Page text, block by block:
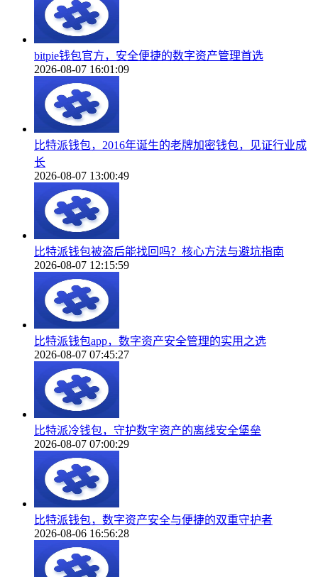
bitpie钱包官方，安全便捷的数字资产管理首选
2026-08-07 16:01:09
比特派钱包，2016年诞生的老牌加密钱包，见证行业成
长
2026-08-07 13:00:49
比特派钱包被盗后能找回吗？核心方法与避坑指南
2026-08-07 12:15:59
比特派钱包app，数字资产安全管理的实用之选
2026-08-07 07:45:27
比特派冷钱包，守护数字资产的离线安全堡垒
2026-08-07 07:00:29
比特派钱包，数字资产安全与便捷的双重守护者
2026-08-06 16:56:28